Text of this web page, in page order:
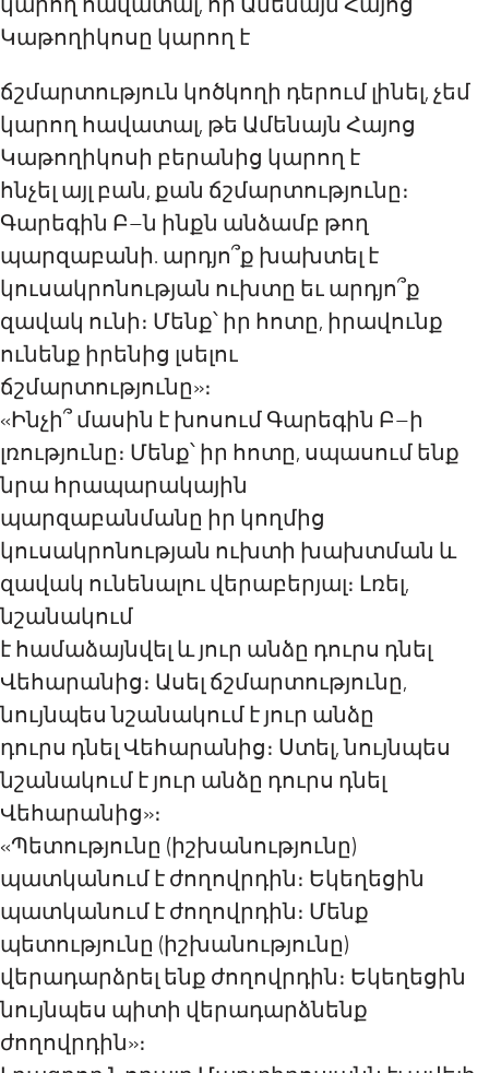
կարող հավատալ, որ Ամենայն Հայոց
Կաթողիկոսը կարող է
ճշմարտություն կոծկողի դերում լինել, չեմ
կարող հավատալ, թե Ամենայն Հայոց
Կաթողիկոսի բերանից կարող է
հնչել այլ բան, քան ճշմարտությունը։
Գարեգին Բ–ն ինքն անձամբ թող
պարզաբանի. արդյո՞ք խախտել է
կուսակրոնության ուխտը եւ արդյո՞ք
զավակ ունի։ Մենք՝ իր հոտը, իրավունք
ունենք իրենից լսելու
ճշմարտությունը»։
«Ինչի՞ մասին է խոսում Գարեգին Բ–ի
լռությունը։ Մենք՝ իր հոտը, սպասում ենք
նրա հրապարակային
պարզաբանմանը իր կողմից
կուսակրոնության ուխտի խախտման և
զավակ ունենալու վերաբերյալ։ Լռել,
նշանակում
է համաձայնվել և յուր անձը դուրս դնել
Վեհարանից։ Ասել ճշմարտությունը,
նույնպես նշանակում է յուր անձը
դուրս դնել Վեհարանից։ Ստել, նույնպես
նշանակում է յուր անձը դուրս դնել
Վեհարանից»։
«Պետությունը (իշխանությունը)
պատկանում է ժողովրդին։ Եկեղեցին
պատկանում է ժողովրդին։ Մենք
պետությունը (իշխանությունը)
վերադարձրել ենք ժողովրդին։ Եկեղեցին
նույնպես պիտի վերադարձնենք
ժողովրդին»։